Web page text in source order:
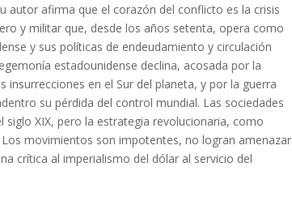
autor afirma que el corazón del conflicto es la crisis
y militar que, desde los años setenta, opera como
y sus políticas de endeudamiento y circulación
estadounidense declina, acosada por la
en el Sur del planeta, y por la guerra
su pérdida del control mundial. Las sociedades
siglo XIX, pero la estrategia revolucionaria, como
movimientos son impotentes, no logran amenazar
crítica al imperialismo del dólar al servicio del